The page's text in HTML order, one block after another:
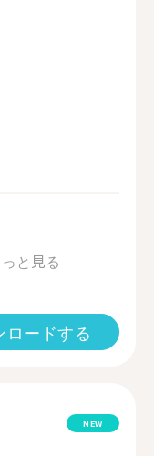
と見る
ロードする
NEW